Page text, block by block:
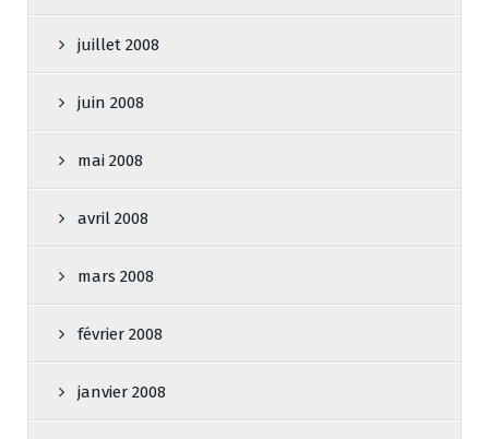
juillet 2008
juin 2008
mai 2008
avril 2008
mars 2008
février 2008
janvier 2008